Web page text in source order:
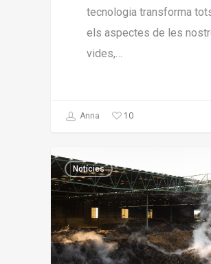
tecnologia transforma
els aspectes de les
vides,…
Anna 10
Notícies